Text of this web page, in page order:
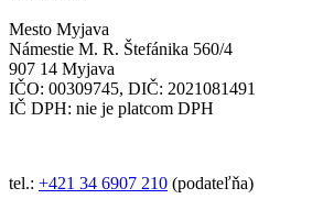
Mesto Myjava
Námestie M. R. Štefánika 560/4
907 14 Myjava
IČO: 00309745, DIČ: 2021081491
IČ DPH: nie je platcom DPH
tel.: +421 34 6907 210 (podateľňa)